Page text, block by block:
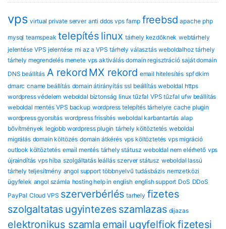
vps virtual private server anti ddos vps famp freebsd apache php
mysql teamspeak telepítés linux tárhely kezdőknek webtárhely
jelentése VPS jelentése mi az a VPS tárhely választás weboldalhoz tárhely
tárhely megrendelés menete vps aktiválás domain regisztráció saját domain
DNS beállítás A rekord MX rekord email hitelesítés spf dkim
dmarc cname beállítás domain átirányítás ssl beállítás weboldal https
wordpress védelem weboldal biztonság linux tűzfal VPS tűzfal ufw beállítás
weboldal mentés VPS backup wordpress telepítés tárhelyre cache plugin
wordpress gyorsítás wordpress frissítés weboldal karbantartás alap
bővítmények legjobb wordpress plugin tárhely költöztetés weboldal
migrálás domain költözés domain átkérés vps költöztetés vps migráció
outlook költöztetés email mentés tárhely státusz weboldal nem elérhető vps
újraindítás vps hiba szolgáltatás leállás szerver státusz weboldal lassú
tárhely teljesítmény angol support többnyelvű tudásbázis nemzetközi
ügyfelek angol számla hosting help in english english support DoS DDoS
PayPal Cloud VPS szerverbérlés tarhely fizetes
szolgaltatas ugyintezes szamlazas dijazas
elektronikus szamla email ugyfelfiok fizetesi